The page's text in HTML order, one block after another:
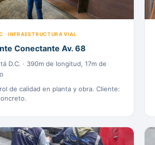
· INFRAESTRUCTURA VIAL
Conectante Av. 68
D.C. · 390m de longitud, 17m de
de calidad en planta y obra. Cliente: